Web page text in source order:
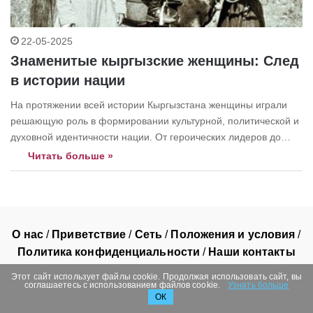
22-05-2025
Знаменитые кыргызские женщины: След
в истории нации
На протяжении всей истории Кыргызстана женщины играли
решающую роль в формировании культурной, политической и
духовной идентичности нации. От героических лидеров до
современных первопроходцев, их истории воплощают силу,
достоинство и дальновидность. Одной из самых легендарных
Читать больше »
О нас/ Приветствие / Сеть / Положения и условия /
Политика конфиденциальности / Наши контакты
©2026, THE AsiaN Все права защищены.
Этот сайт использует файлы cookie. Продолжая использовать сайт, вы
соглашаетесь с использованием файлов cookie.
Узнать больше
ОК